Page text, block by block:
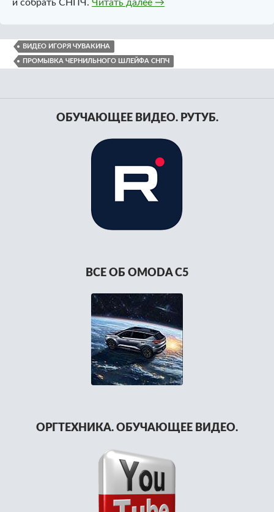
и собрать СНПЧ. Читать далее →
ВИДЕО ИГОРЯ ЧУВАКИНА
ПРОМЫВКА ЧЕРНИЛЬНОГО ШЛЕЙФА СНПЧ
ОБУЧАЮЩЕЕ ВИДЕО. РУТУБ.
ВСЕ ОБ OMODA C5
ОРГТЕХНИКА. ОБУЧАЮЩЕЕ ВИДЕО.